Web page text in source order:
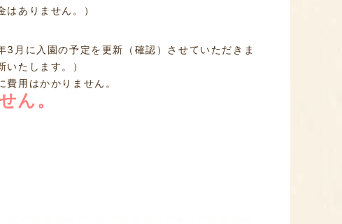
ありません。）
3月に入園の予定を更新（確認）させていただきま
たします。）
用はかかりません。
ん。